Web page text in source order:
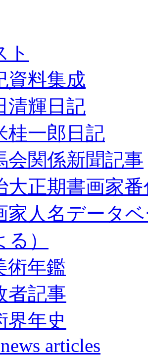
ト
資料集成
清輝日記
桂一郎日記
会関係新聞記事
大正期書画家
家人名データ
）
術年鑑
者記事
界年史
articles